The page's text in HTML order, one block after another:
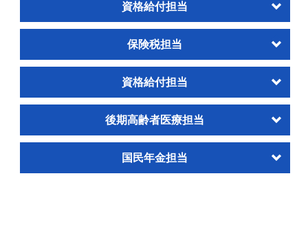
資格給付担当
保険税担当
資格給付担当
後期高齢者医療担当
国民年金担当